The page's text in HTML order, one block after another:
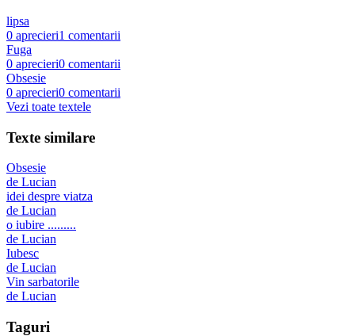
lipsa
0 aprecieri1 comentarii
Fuga
0 aprecieri0 comentarii
Obsesie
0 aprecieri0 comentarii
Vezi toate textele
Texte similare
Obsesie
de Lucian
idei despre viatza
de Lucian
o iubire .........
de Lucian
Iubesc
de Lucian
Vin sarbatorile
de Lucian
Taguri